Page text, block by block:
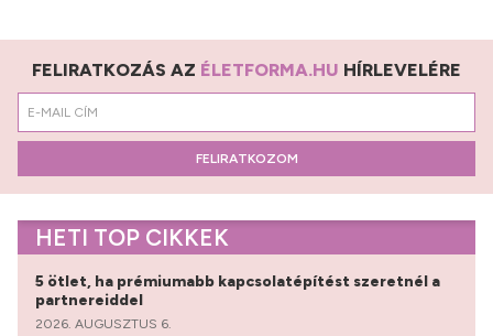
FELIRATKOZÁS AZ ÉLETFORMA.HU HÍRLEVELÉRE
FELIRATKOZOM
HETI TOP CIKKEK
5 ötlet, ha prémiumabb kapcsolatépítést szeretnél a
partnereiddel
2026. AUGUSZTUS 6.